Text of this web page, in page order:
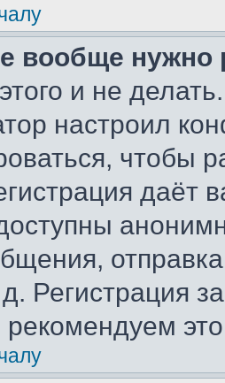
вообще нужно
и не
настроил
чтобы
даёт
д. Регистрация